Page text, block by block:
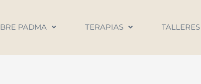
PADMA TERAPIAS TALLERES